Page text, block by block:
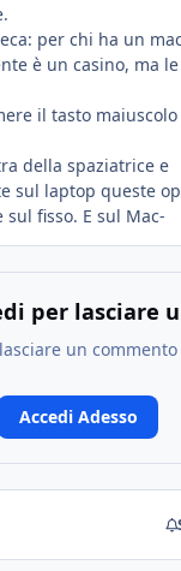
per chi ha un
è un casino, ma
il tasto
della spaziatrice e
sul laptop queste
fisso. E sul Mac-
per lasciare
un commento
Accedi Adesso